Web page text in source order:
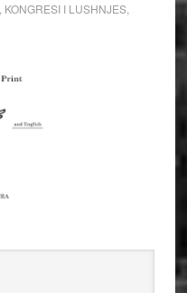
KONGRESI I LUSHNJES,